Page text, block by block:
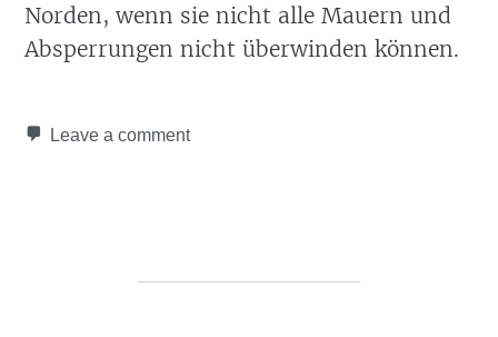
Norden, wenn sie nicht alle Mauern und
Absperrungen nicht überwinden können.
Leave a comment